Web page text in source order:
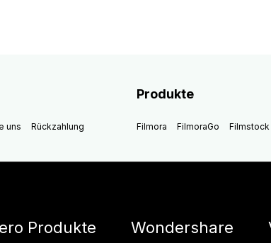
uns Rückzahlung
Produkte
Filmora FilmoraGo Filmstock
Produkte Wondershare